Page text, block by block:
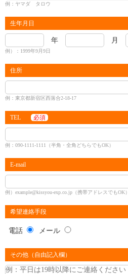
例：ヤマダ タロウ
生年月日
年 月
例）：1999年9月9日
住所
例：東京都新宿区西落合2-18-17
TEL 必須
例：090-1111-1111（半角・全角どちらでもOK）
E-mail
例）example@kissyou-exp.co.jp（携帯アドレスでもOK）
希望連絡手段
電話 メール
その他（自由記入欄）